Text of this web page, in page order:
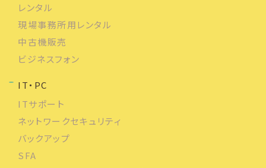
レンタル
現場事務所用レンタル
中古機販売
ビジネスフォン
IT・PC
ITサポート
ネットワークセキュリティ
バックアップ
SFA